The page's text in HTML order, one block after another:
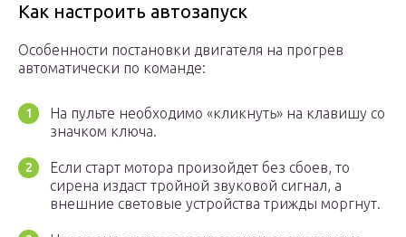
Как настроить автозапуск
Особенности постановки двигателя на прогрев
автоматически по команде:
На пульте необходимо «кликнуть» на клавишу со
значком ключа.
Если старт мотора произойдет без сбоев, то
сирена издаст тройной звуковой сигнал, а
внешние световые устройства трижды моргнут.